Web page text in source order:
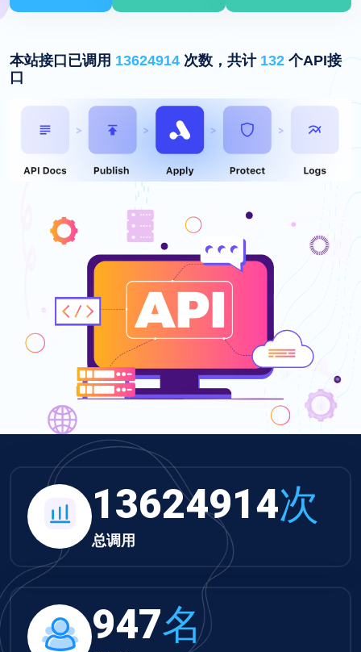
本站接口已调用 13624914 次数，共计 132 个API接
口
13624914次
总调用
947名